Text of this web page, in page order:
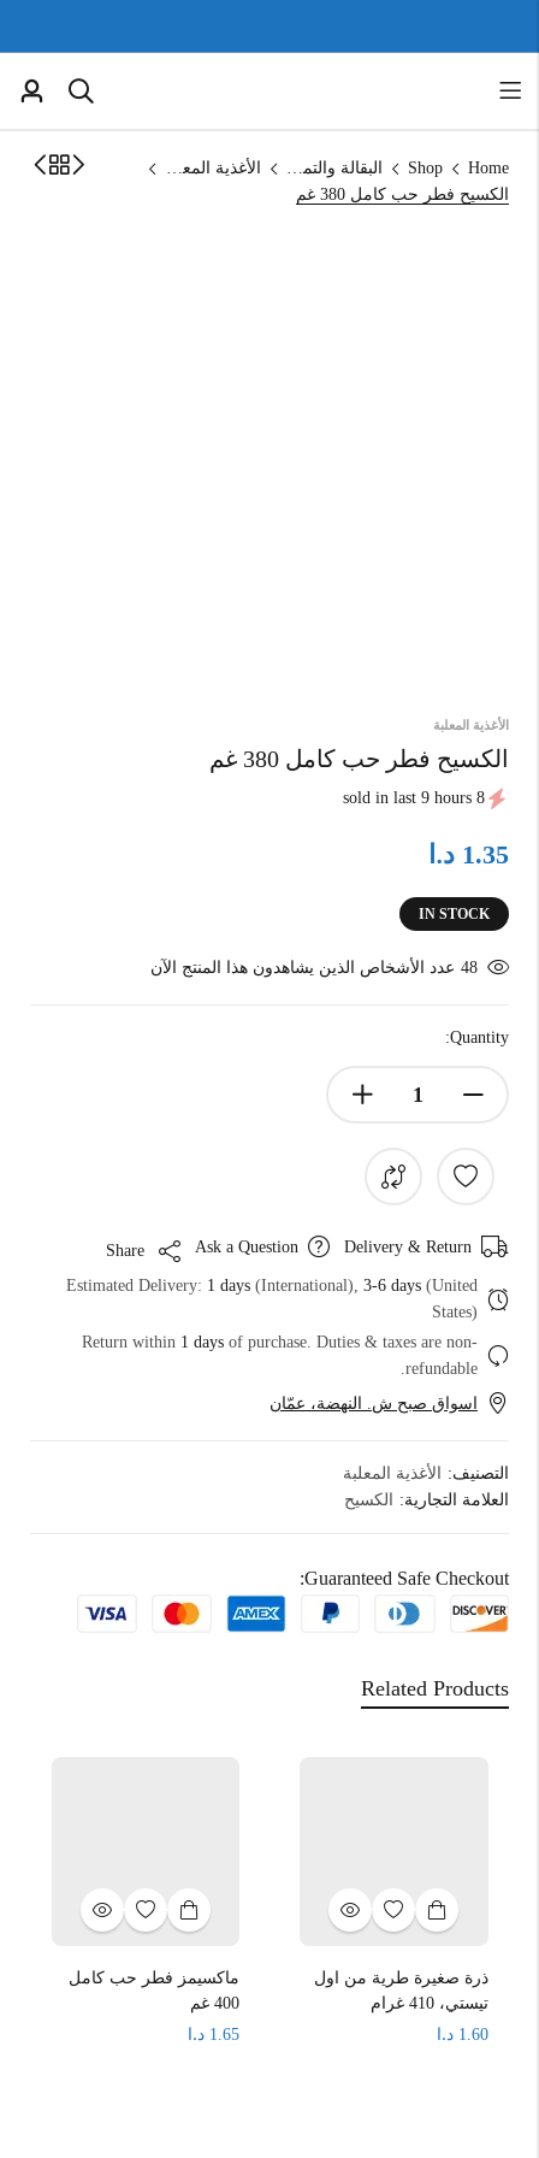
Home
Shop البقالة والتموين
الأغذية المعلبة
الكسيح فطر حب كامل 380 غم
الأغذية المعلبة
الكسيح فطر حب كامل 380 غم
8 sold in last 9 hours
1.35 د.ا
IN STOCK
48 عدد الأشخاص الذين يشاهدون هذا المنتج الآن
Quantity:
Delivery & Return
Ask a Question
Estimated Delivery: 1 days (International), 3-6 days (United
States)
Return within 1 days of purchase. Duties & taxes are non-
refundable.
اسواق صبح ش. النهضة، عمّان
التصنيف:
الأغذية المعلبة
العلامة التجارية:
الكسيح
Guaranteed Safe Checkout:
Related Products
ذرة صغيرة طرية من اول
تيستي، 410 غرام
1.60 د.ا
ماكسيمز فطر حب كامل
400 غم
1.65 د.ا